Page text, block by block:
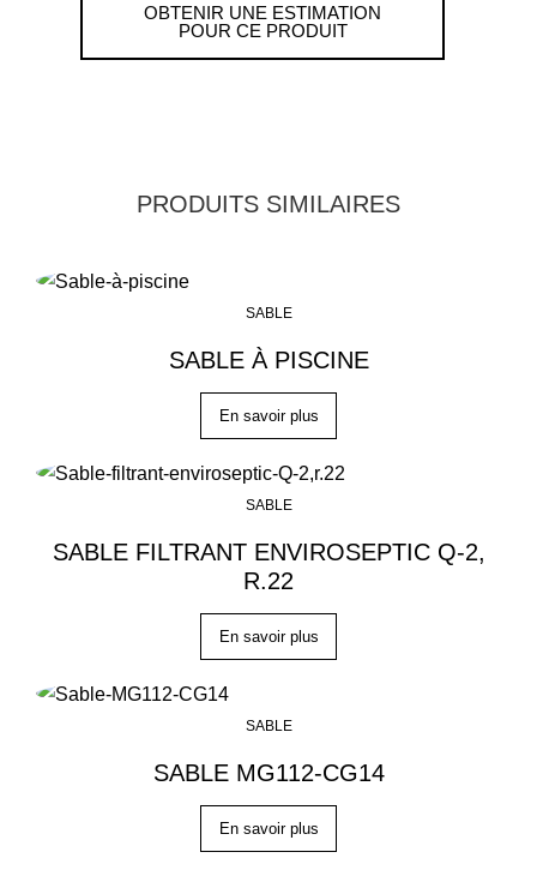
OBTENIR UNE ESTIMATION
POUR CE PRODUIT
PRODUITS SIMILAIRES
SABLE
SABLE À PISCINE
En savoir plus
SABLE
SABLE FILTRANT ENVIROSEPTIC Q-2,
R.22
En savoir plus
SABLE
SABLE MG112-CG14
En savoir plus